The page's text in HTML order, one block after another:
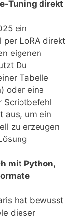
Tuning direkt
ein
per LoRA direkt
eigenen
Du
Tabelle
oder eine
Scriptbefehl
aus, um ein
zu erzeugen
mit Python,
hat bewusst
dieser